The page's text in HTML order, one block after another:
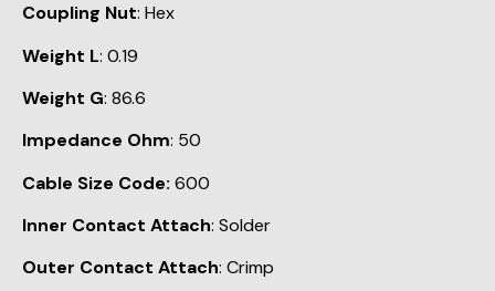
Coupling Nut: Hex
Weight L: 0.19
Weight G: 86.6
Impedance Ohm: 50
Cable Size Code: 600
Inner Contact Attach: Solder
Outer Contact Attach: Crimp